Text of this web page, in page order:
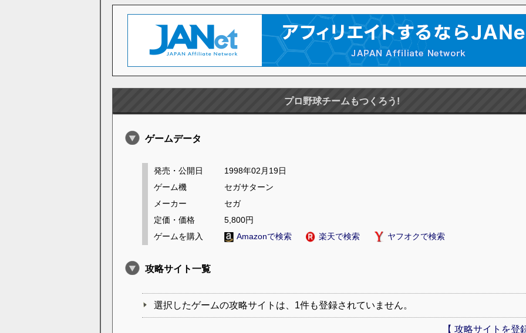
プロ野球チームもつくろう!
ゲームデータ
発売・公開日
1998年02月19日
ゲーム機
セガサターン
メーカー
セガ
定価・価格
5,800円
ゲームを購入
Amazonで検索 楽天で検索 ヤフオクで検索
攻略サイト一覧
選択したゲームの攻略サイトは、1件も登録されていません。
【 攻略サイトを登